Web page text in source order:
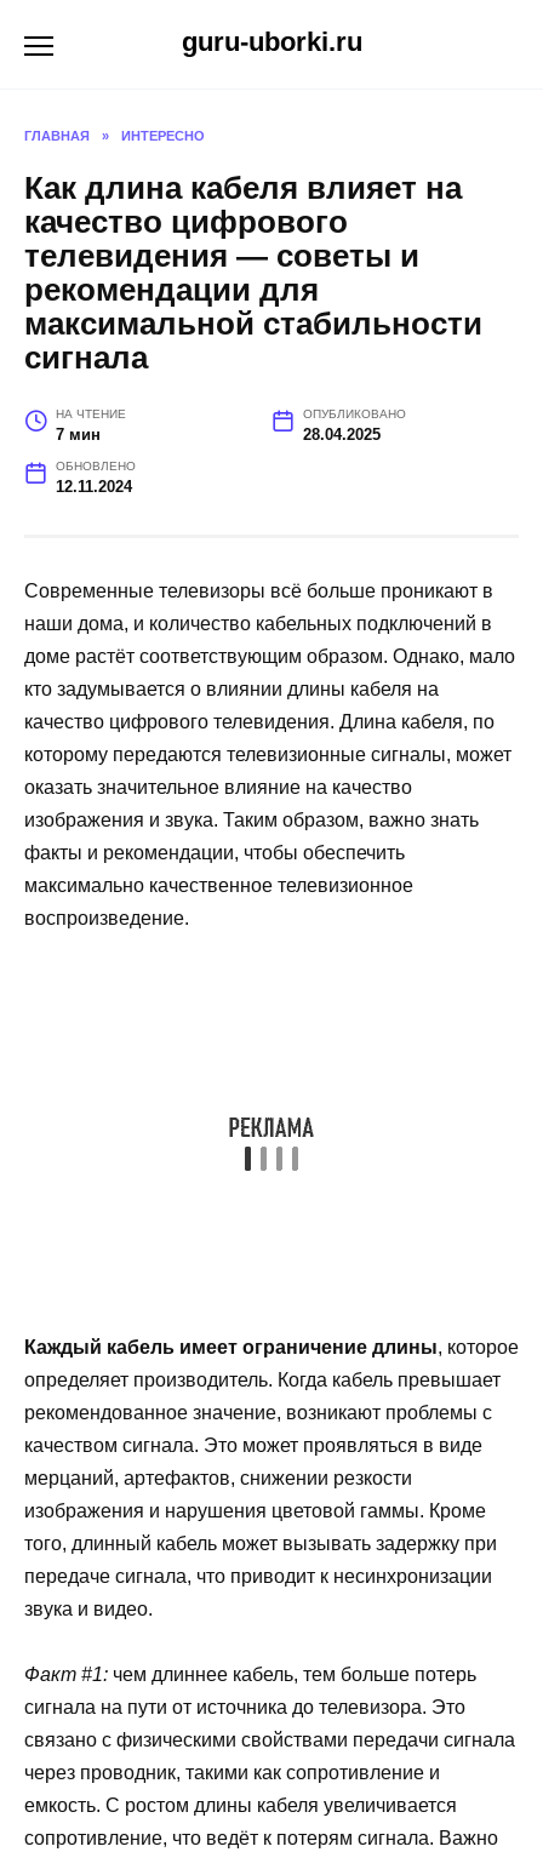
guru-uborki.ru
ГЛАВНАЯ » ИНТЕРЕСНО
Как длина кабеля влияет на
качество цифрового
телевидения — советы и
рекомендации для
максимальной стабильности
сигнала
НА ЧТЕНИЕ
7 мин
ОПУБЛИКОВАНО
28.04.2025
ОБНОВЛЕНО
12.11.2024
Современные телевизоры всё больше проникают в
наши дома, и количество кабельных подключений в
доме растёт соответствующим образом. Однако, мало
кто задумывается о влиянии длины кабеля на
качество цифрового телевидения. Длина кабеля, по
которому передаются телевизионные сигналы, может
оказать значительное влияние на качество
изображения и звука. Таким образом, важно знать
факты и рекомендации, чтобы обеспечить
максимально качественное телевизионное
воспроизведение.
Каждый кабель имеет ограничение длины, которое
определяет производитель. Когда кабель превышает
рекомендованное значение, возникают проблемы с
качеством сигнала. Это может проявляться в виде
мерцаний, артефактов, снижении резкости
изображения и нарушения цветовой гаммы. Кроме
того, длинный кабель может вызывать задержку при
передаче сигнала, что приводит к несинхронизации
звука и видео.
Факт #1: чем длиннее кабель, тем больше потерь
сигнала на пути от источника до телевизора. Это
связано с физическими свойствами передачи сигнала
через проводник, такими как сопротивление и
емкость. С ростом длины кабеля увеличивается
сопротивление, что ведёт к потерям сигнала. Важно